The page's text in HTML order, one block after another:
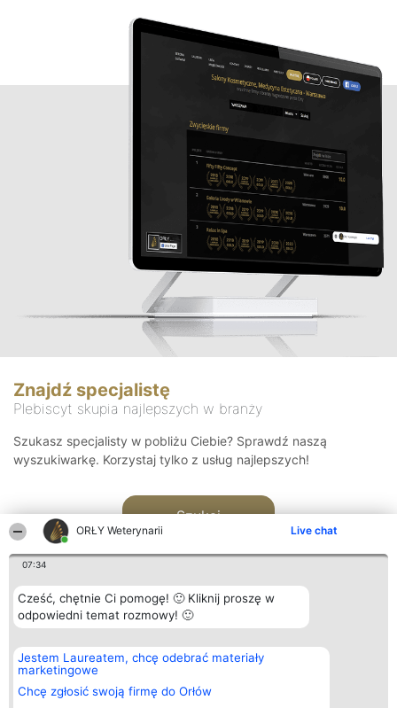
ORŁY Weterynarii Live chat
07:34
Cześć, chętnie Ci pomogę! 🙂 Kliknij proszę w
odpowiedni temat rozmowy! 🙂
Jestem Laureatem, chcę odebrać materiały
marketingowe
Chcę zgłosić swoją firmę do Orłów
Znajdź specjalistę
Plebiscyt skupia najlepszych w branży
Szukasz specjalisty w pobliżu Ciebie? Sprawdź naszą
wyszukiwarkę. Korzystaj tylko z usług najlepszych!
Szukaj
Organizator plebiscytu
Bright Side Solutions sp. z o.
o. sp. k.
ul. Ruska 22
Wrocław 50-079
Plebiscyt
Laureaci
wszystkich
Laureatów
Kontakt
Kontakt